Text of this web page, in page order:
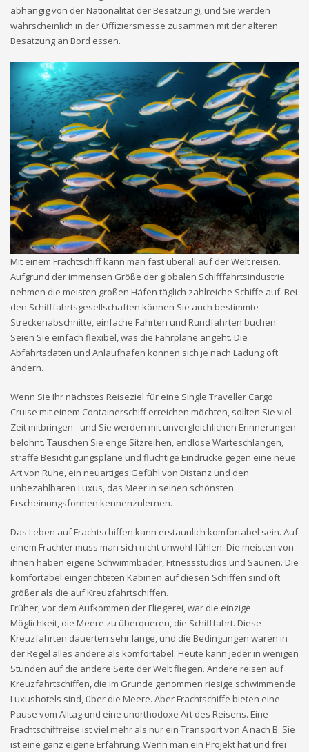
abhängig von der Nationalität der Besatzung), und Sie werden
wahrscheinlich in der Offiziersmesse zusammen mit der älteren
Besatzung an Bord essen.
Mit einem Frachtschiff kann man fast überall auf der Welt reisen.
Aufgrund der immensen Größe der globalen Schifffahrtsindustrie
nehmen die meisten großen Häfen täglich zahlreiche Schiffe auf. Bei
den Schifffahrtsgesellschaften können Sie auch bestimmte
Streckenabschnitte, einfache Fahrten und Rundfahrten buchen.
Seien Sie einfach flexibel, was die Fahrpläne angeht. Die
Abfahrtsdaten und Anlaufhäfen können sich je nach Ladung oft
ändern.
Wenn Sie Ihr nächstes Reiseziel für eine Single Traveller Cargo
Cruise mit einem Containerschiff erreichen möchten, sollten Sie viel
Zeit mitbringen - und Sie werden mit unvergleichlichen Erinnerungen
belohnt. Tauschen Sie enge Sitzreihen, endlose Warteschlangen,
straffe Besichtigungspläne und flüchtige Eindrücke gegen eine neue
Art von Ruhe, ein neuartiges Gefühl von Distanz und den
unbezahlbaren Luxus, das Meer in seinen schönsten
Erscheinungsformen kennenzulernen.
Das Leben auf Frachtschiffen kann erstaunlich komfortabel sein. Auf
einem Frachter muss man sich nicht unwohl fühlen. Die meisten von
ihnen haben eigene Schwimmbäder, Fitnessstudios und Saunen. Die
komfortabel eingerichteten Kabinen auf diesen Schiffen sind oft
größer als die auf Kreuzfahrtschiffen.
Früher, vor dem Aufkommen der Fliegerei, war die einzige
Möglichkeit, die Meere zu überqueren, die Schifffahrt. Diese
Kreuzfahrten dauerten sehr lange, und die Bedingungen waren in
der Regel alles andere als komfortabel. Heute kann jeder in wenigen
Stunden auf die andere Seite der Welt fliegen. Andere reisen auf
Kreuzfahrtschiffen, die im Grunde genommen riesige schwimmende
Luxushotels sind, über die Meere. Aber Frachtschiffe bieten eine
Pause vom Alltag und eine unorthodoxe Art des Reisens. Eine
Frachtschiffreise ist viel mehr als nur ein Transport von A nach B. Sie
ist eine ganz eigene Erfahrung. Wenn man ein Projekt hat und frei